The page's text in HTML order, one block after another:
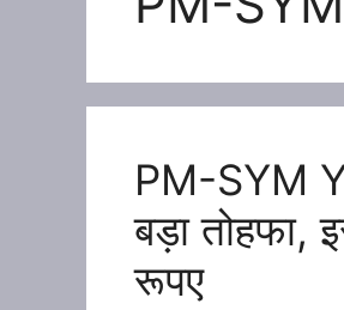
PM-SYM
बड़ा तोहफा,
रूपए